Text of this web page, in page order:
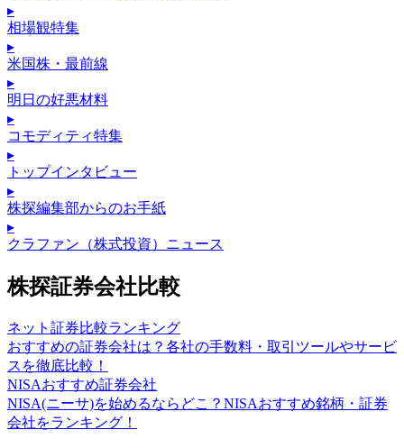
▸
相場観特集
▸
米国株・最前線
▸
明日の好悪材料
▸
コモディティ特集
▸
トップインタビュー
▸
株探編集部からのお手紙
▸
クラファン（株式投資）ニュース
株探証券会社比較
ネット証券比較ランキング
おすすめの証券会社は？各社の手数料・取引ツールやサービ
スを徹底比較！
NISAおすすめ証券会社
NISA(ニーサ)を始めるならどこ？NISAおすすめ銘柄・証券
会社をランキング！